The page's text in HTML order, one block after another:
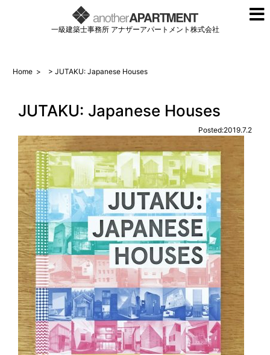
一級建築士事務所 アナザーアパートメント株式会社
Home > > JUTAKU: Japanese Houses
JUTAKU: Japanese Houses
Posted:2019.7.2